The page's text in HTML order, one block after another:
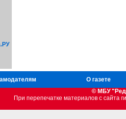
О газете
© МБУ
При перепечатке материалов c сайта